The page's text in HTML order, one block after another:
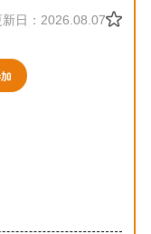
新日：2026.08.07